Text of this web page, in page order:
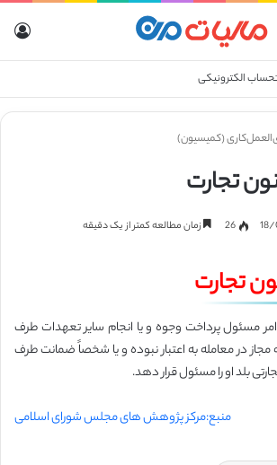
الکترونیکی
(‌کمیسیون)
26 زمان مطالعه کمتر از یک دقیقه
مسئول پرداخت وجوه و یا انجام سایر تعهدات طرف
در معامله به اعتبار نبوده‌ و یا شخصاً ضمانت طرف
بلد او را مسئول قرار دهد.
منبع:مرکز پژوهش های مجلس شورای اسلامی